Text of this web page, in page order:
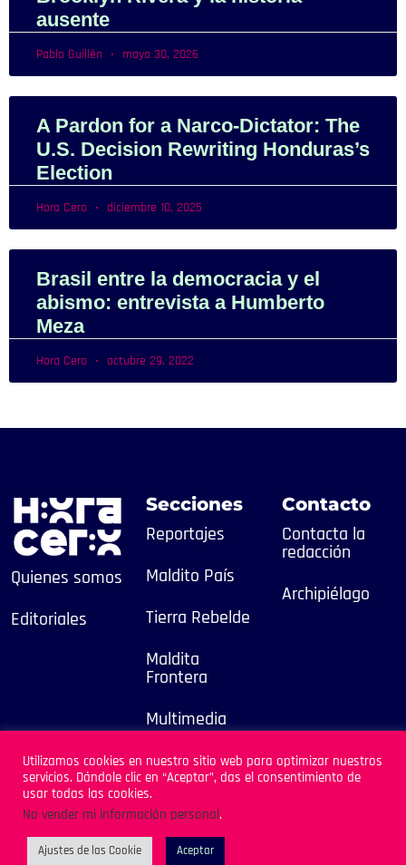
ausente
Pablo Guillén mayo 30, 2026
A Pardon for a Narco-Dictator: The
U.S. Decision Rewriting Honduras’s
Election
Hora Cero diciembre 10, 2025
Brasil entre la democracia y el
abismo: entrevista a Humberto
Meza
Hora Cero octubre 29, 2022
Quienes somos
Editoriales
Secciones
Reportajes
Maldito País
Tierra Rebelde
Maldita
Frontera
Multimedia
2025
Contacto
Contacta la
redacción
Archipiélago
Sitio Desarrollado por
Archipiélago
Utilizamos cookies en nuestro sitio web para optimizar nuestros
servicios. Dándole clic en “Aceptar”, das el consentimiento de
usar todas las cookies.
No vender mi información personal.
Ajustes de las Cookie Aceptar